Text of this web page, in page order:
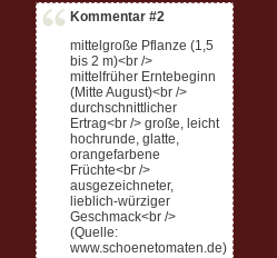
Kommentar #2
mittelgroße Pflanze (1,5
bis 2 m)<br />
mittelfrüher Erntebeginn
(Mitte August)<br />
durchschnittlicher
Ertrag<br /> große, leicht
hochrunde, glatte,
orangefarbene
Früchte<br />
ausgezeichneter,
lieblich-würziger
Geschmack<br />
(Quelle:
www.schoenetomaten.de)